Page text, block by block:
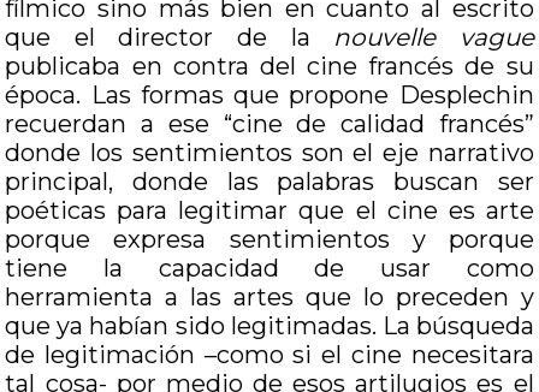
fílmico sino más bien en cuanto al escrito
que el director de la nouvelle vague
publicaba en contra del cine francés de su
época. Las formas que propone Desplechin
recuerdan a ese “cine de calidad francés”
donde los sentimientos son el eje narrativo
principal, donde las palabras buscan ser
poéticas para legitimar que el cine es arte
porque expresa sentimientos y porque
tiene la capacidad de usar como
herramienta a las artes que lo preceden y
que ya habían sido legitimadas. La búsqueda
de legitimación –como si el cine necesitara
tal cosa- por medio de esos artilugios es el